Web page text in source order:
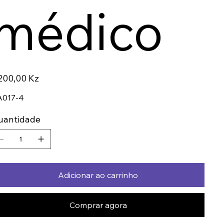
Kz
4
Adicionar ao carrinho
Comprar agora